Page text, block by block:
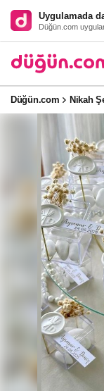
Uygulamada
Düğün.com
Düğün.com Nikah